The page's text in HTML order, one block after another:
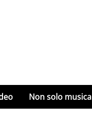
Non solo musica